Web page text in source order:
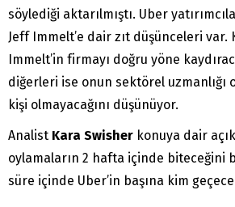
söylediği aktarılmıştı. Uber
Jeff Immelt’e dair zıt düşünceleri var.
Immelt’in firmayı doğru yöne
diğerleri ise onun sektörel uzmanlığı
kişi olmayacağını düşünüyor.
Analist Kara Swisher konuya dair
oylamaların 2 hafta içinde biteceğini
süre içinde Uber’in başına kim